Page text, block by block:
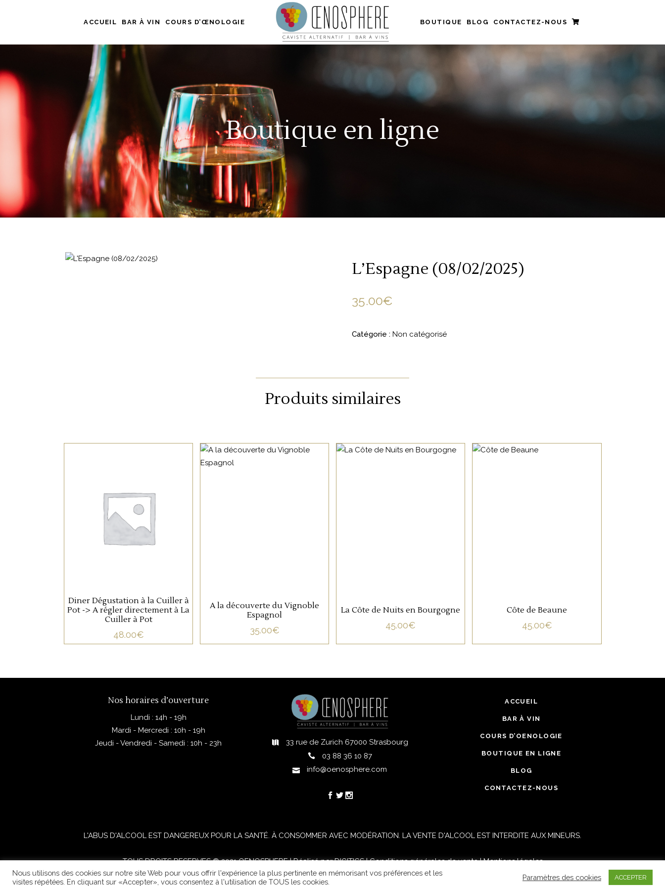
ACCUEIL BAR À VIN COURS D’ŒNOLOGIE BOUTIQUE BLOG CONTACTEZ-NOUS
Boutique en ligne
L’Espagne (08/02/2025)
35.00€
Catégorie : Non catégorisé
Produits similaires
NON CATÉGORISÉ
LIRE LA SUITE
Diner Dégustation à la Cuiller à
Pot -> A régler directement à La
Cuiller à Pot
48.00€
A la découverte du Vignoble
Espagnol
35.00€
La Côte de Nuits en Bourgogne
45.00€
Côte de Beaune
45.00€
Nos horaires d’ouverture
Lundi : 14h - 19h
Mardi - Mercredi : 10h - 19h
Jeudi - Vendredi - Samedi : 10h - 23h
33 rue de Zurich 67000 Strasbourg
03 88 36 10 87
info@oenosphere.com
ACCUEIL
BAR À VIN
COURS D’OENOLOGIE
BOUTIQUE EN LIGNE
BLOG
CONTACTEZ-NOUS
L'ABUS D'ALCOOL EST DANGEREUX POUR LA SANTÉ. À CONSOMMER AVEC MODÉRATION. LA VENTE D'ALCOOL EST INTERDITE AUX MINEURS.
TOUS DROITS RESERVES © 2021 OENOSPHERE | Réalisé parDIGITICS|Conditions générales de vente|Mentions légales
Nous utilisons des cookies sur notre site Web pour vous offrir l'expérience la plus pertinente en mémorisant vos préférences et les
visites répétées. En cliquant sur «Accepter», vous consentez à l'utilisation de TOUS les cookies.
Paramètres des cookies ACCEPTER